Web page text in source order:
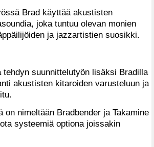
Brad käyttää akustisten
joka tuntuu olevan monien
ja jazzartistien suosikki.
tehdyn suunnittelutyön lisäksi Bradilla
akustisten kitaroiden varusteluun ja
on nimeltään Bradbender ja Takamine
systeemiä optiona joissakin